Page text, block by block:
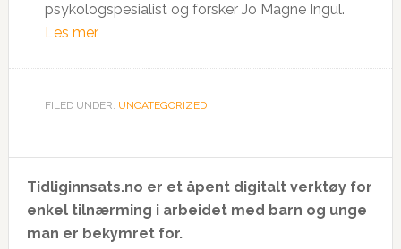
psykologspesialist og forsker Jo Magne Ingul.
Les mer
FILED UNDER: UNCATEGORIZED
Tidliginnsats.no er et åpent digitalt verktøy for
enkel tilnærming i arbeidet med barn og unge
man er bekymret for.